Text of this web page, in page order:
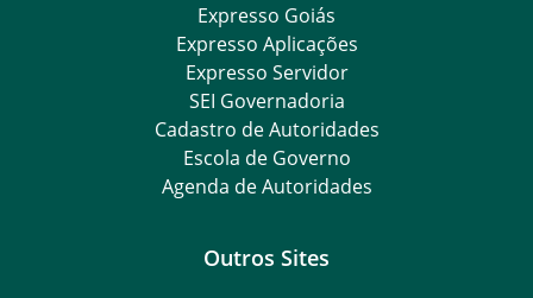
Expresso Goiás
Expresso Aplicações
Expresso Servidor
SEI Governadoria
Cadastro de Autoridades
Escola de Governo
Agenda de Autoridades
Outros Sites